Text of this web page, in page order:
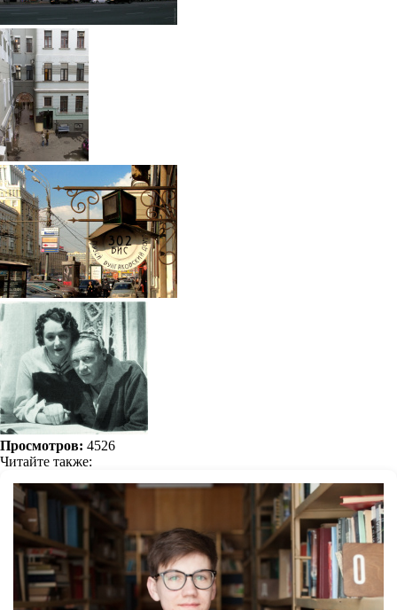
Просмотров: 4526
Читайте также: